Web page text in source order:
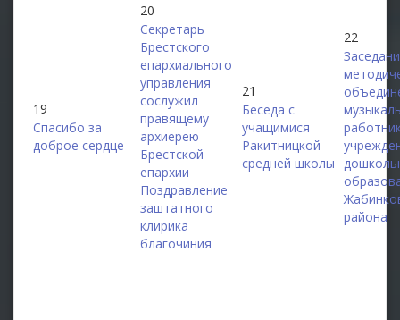
19
Спасибо за
доброе сердце
20
Секретарь
Брестского
епархиального
управления
сослужил
правящему
архиерею
Брестской
епархии
Поздравление
заштатного
клирика
благочиния
21
Беседа с
учащимися
Ракитницкой
средней школы
22
района